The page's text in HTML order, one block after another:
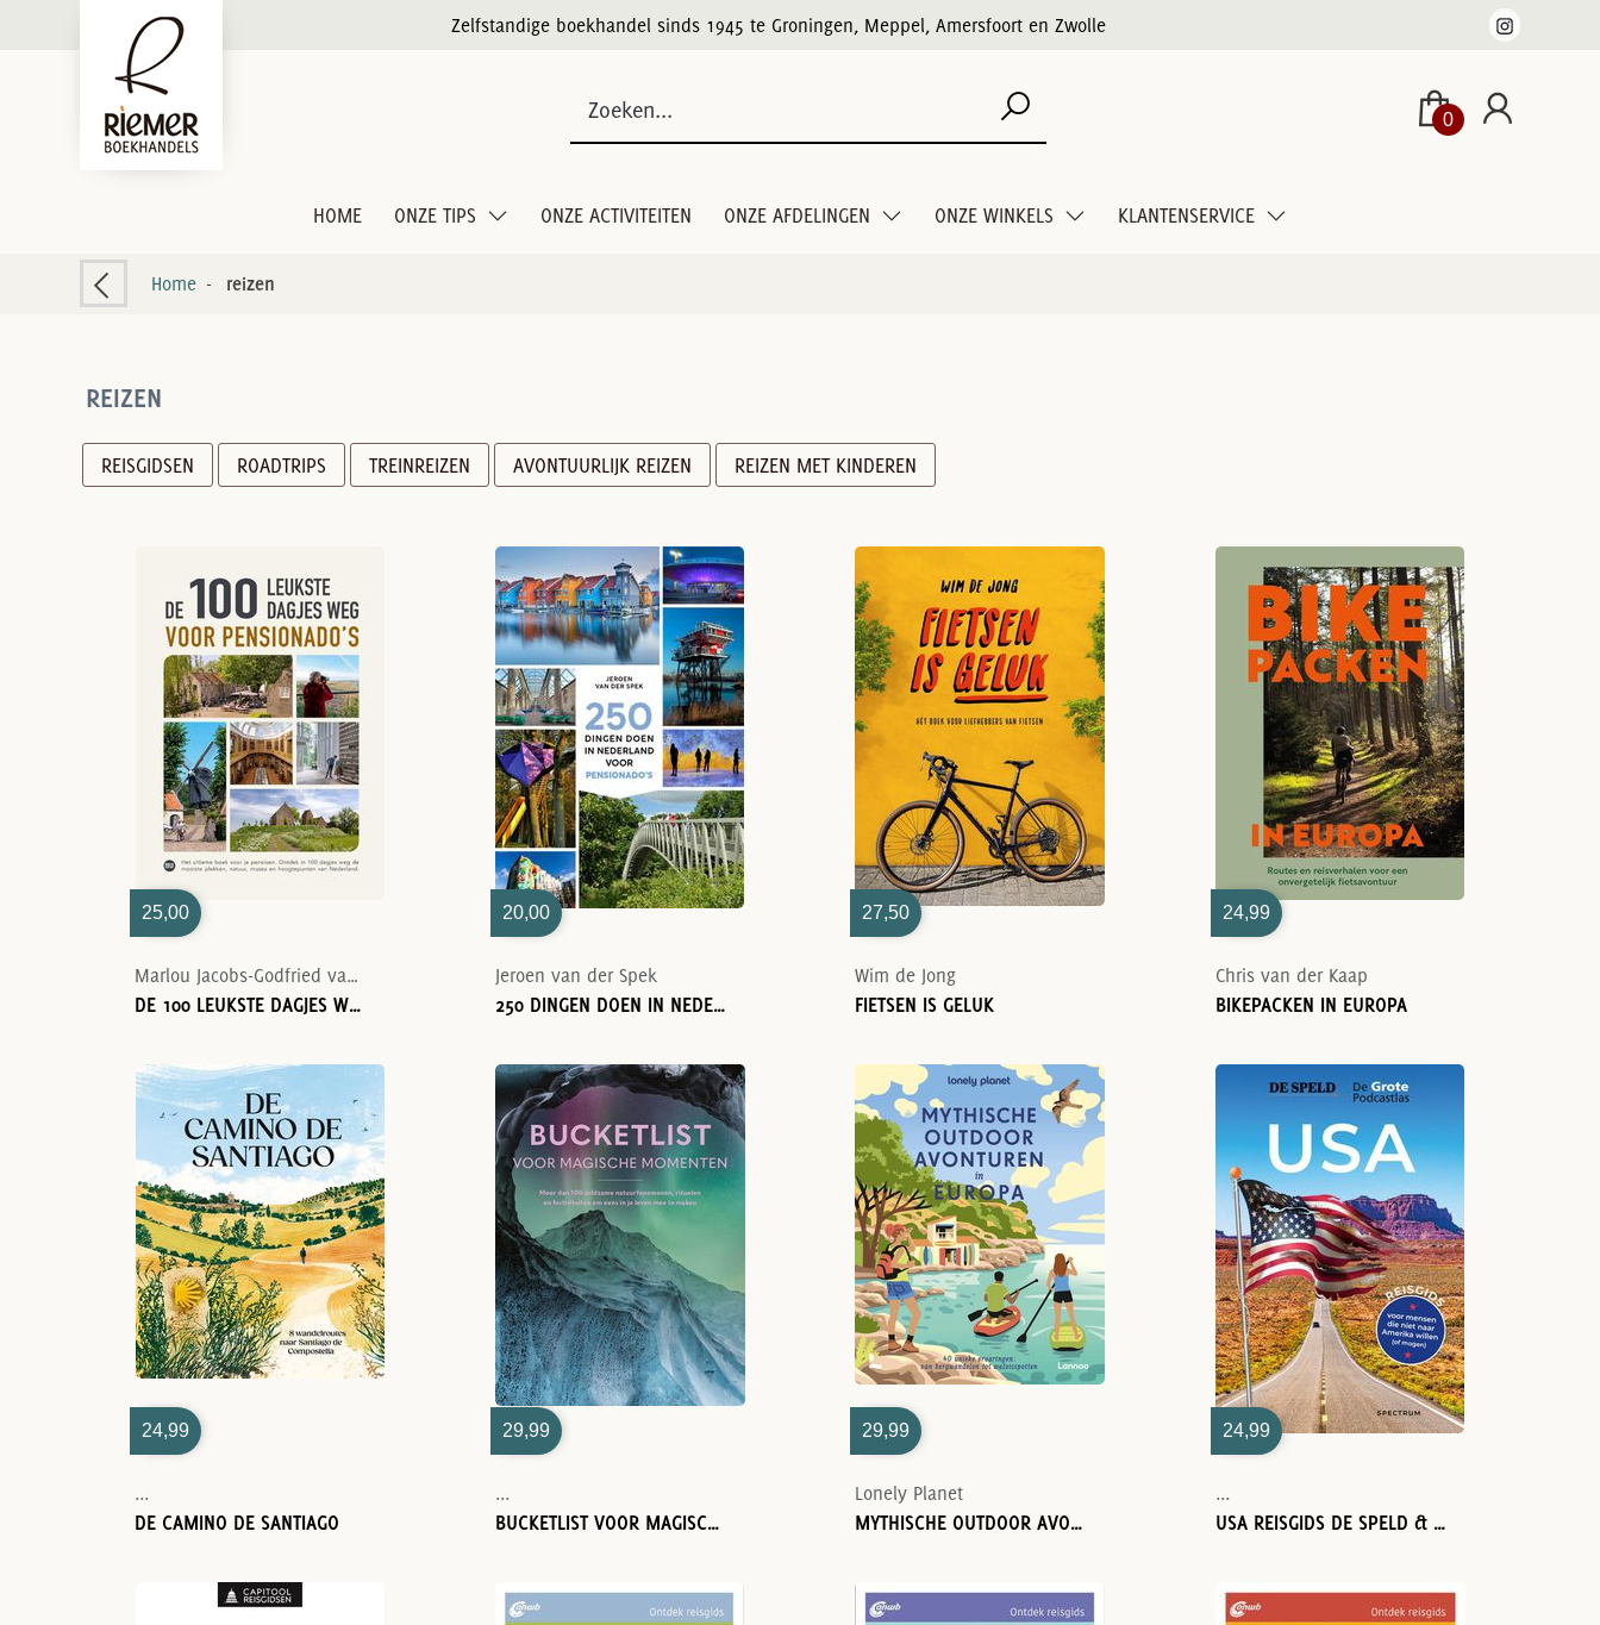
Zelfstandige boekhandel sinds 1945 te Groningen, Meppel, Amersfoort en Zwolle
0
HOME ONZE TIPS ONZE ACTIVITEITEN ONZE AFDELINGEN ONZE WINKELS KLANTENSERVICE
Home - reizen
REIZEN
REISGIDSEN ROADTRIPS TREINREIZEN AVONTUURLIJK REIZEN REIZEN MET KINDEREN
25,00
Marlou Jacobs-Godfried van Loo
DE 100 LEUKSTE DAGJES WEG VOOR PENSIONADO'S
20,00
Jeroen van der Spek
250 DINGEN DOEN IN NEDERLAND VOOR PENSIONADO'S
27,50
Wim de Jong
FIETSEN IS GELUK
24,99
Chris van der Kaap
BIKEPACKEN IN EUROPA
24,99
...
DE CAMINO DE SANTIAGO
29,99
...
BUCKETLIST VOOR MAGISCHE MOMENTEN
29,99
Lonely Planet
MYTHISCHE OUTDOOR AVONTUREN IN EUROPA
24,99
...
USA REISGIDS DE SPELD & DE GROTE PODCASTLAS